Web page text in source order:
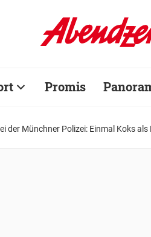
Promis
der Münchner Polizei: Einmal Koks als